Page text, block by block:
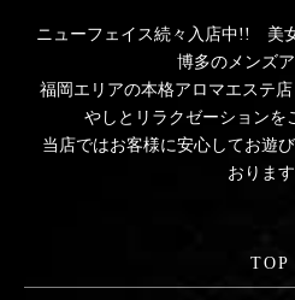
ニューフェイス続々入店中!! 美
博多のメンズア
福岡エリアの本格アロマエステ
やしとリラクゼーションを
当店ではお客様に安心してお遊
おります
TOP